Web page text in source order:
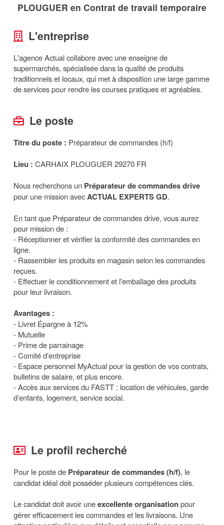
PLOUGUER en Contrat de travail temporaire
L'entreprise
L'agence Actual collabore avec une enseigne de
supermarchés, spécialisée dans la qualité de produits
traditionnels et locaux, qui met à disposition une large gamme
de services pour rendre les courses pratiques et agréables.
Le poste
Titre du poste : Préparateur de commandes (h/f)
Lieu : CARHAIX PLOUGUER 29270 FR
Nous recherchons un Préparateur de commandes drive
pour une mission avecACTUAL EXPERTS GD.
En tant que Préparateur de commandes drive, vous aurez
pour mission de :
- Réceptionner et vérifier la conformité des commandes en
ligne.
- Rassembler les produits en magasin selon les commandes
reçues.
- Effectuer le conditionnement et l'emballage des produits
pour leur livraison.
Avantages :
- Livret Épargne à 12%
- Mutuelle
- Prime de parrainage
- Comité d’entreprise
- Espace personnel MyActual pour la gestion de vos contrats,
bulletins de salaire, et plus encore.
- Accès aux services du FASTT : location de véhicules, garde
d’enfants, logement, service social.
Le profil recherché
Pour le poste de Préparateur de commandes (h/f), le
candidat idéal doit posséder plusieurs compétences clés.
Le candidat doit avoir uneexcellente organisationpour
gérer efficacement les commandes et les livraisons. Une